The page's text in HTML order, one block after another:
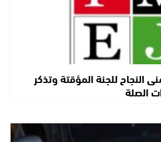
النجاح للجنة المؤقتة وتذكر
الصلة